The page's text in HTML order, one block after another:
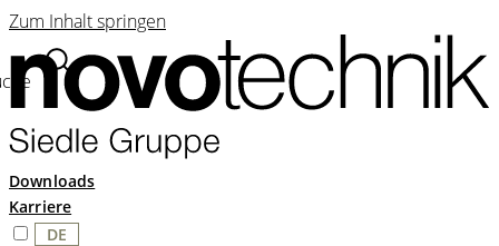
Zum Inhalt springen
Downloads
Karriere
DE